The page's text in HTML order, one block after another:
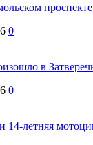
0
в
0
14-летняя